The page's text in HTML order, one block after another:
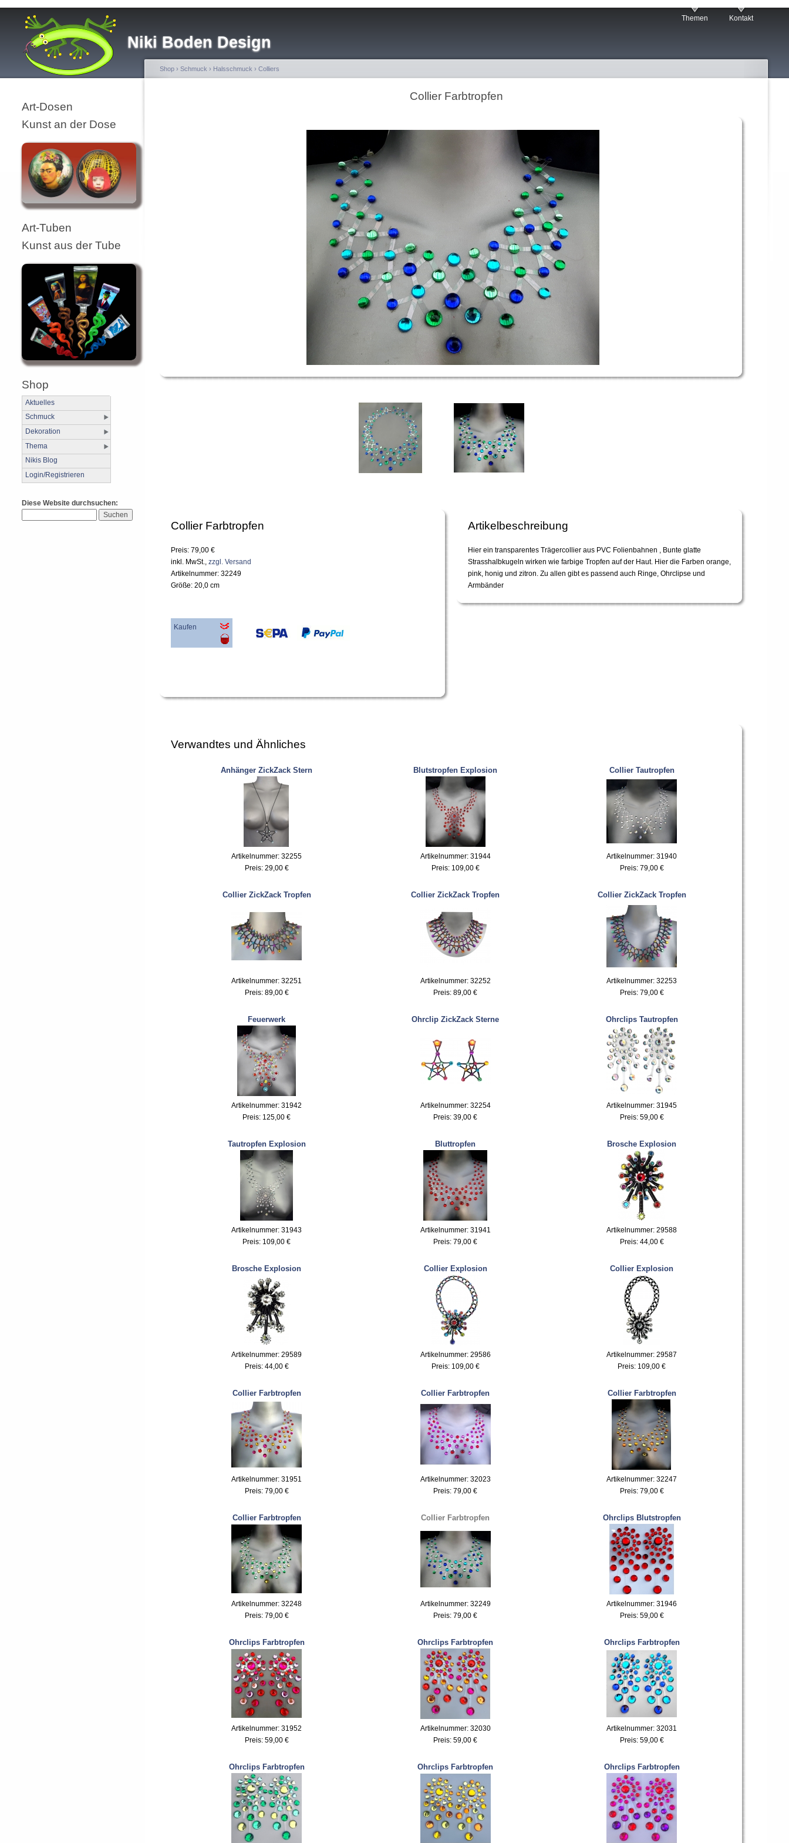
Niki Boden Design
Themen Kontakt
Art-Dosen
Kunst an der Dose
Art-Tuben
Kunst aus der Tube
Shop
Aktuelles
Schmuck
Dekoration
Thema
Nikis Blog
Login/Registrieren
Diese Website durchsuchen:
Shop › Schmuck › Halsschmuck › Colliers
Collier Farbtropfen
Collier Farbtropfen
Preis: 79,00 €
inkl. MwSt., zzgl. Versand
Artikelnummer: 32249
Größe: 20,0 cm
Kaufen
Artikelbeschreibung
Hier ein transparentes Trägercollier aus PVC Folienbahnen , Bunte glatte
Strasshalbkugeln wirken wie farbige Tropfen auf der Haut. Hier die Farben orange,
pink, honig und zitron. Zu allen gibt es passend auch Ringe, Ohrclipse und
Armbänder
Verwandtes und Ähnliches
Anhänger ZickZack Stern
Artikelnummer: 32255
Preis: 29,00 €
Blutstropfen Explosion
Artikelnummer: 31944
Preis: 109,00 €
Collier Tautropfen
Artikelnummer: 31940
Preis: 79,00 €
Collier ZickZack Tropfen
Artikelnummer: 32251
Preis: 89,00 €
Collier ZickZack Tropfen
Artikelnummer: 32252
Preis: 89,00 €
Collier ZickZack Tropfen
Artikelnummer: 32253
Preis: 79,00 €
Feuerwerk
Artikelnummer: 31942
Preis: 125,00 €
Ohrclip ZickZack Sterne
Artikelnummer: 32254
Preis: 39,00 €
Ohrclips Tautropfen
Artikelnummer: 31945
Preis: 59,00 €
Tautropfen Explosion
Artikelnummer: 31943
Preis: 109,00 €
Bluttropfen
Artikelnummer: 31941
Preis: 79,00 €
Brosche Explosion
Artikelnummer: 29588
Preis: 44,00 €
Brosche Explosion
Artikelnummer: 29589
Preis: 44,00 €
Collier Explosion
Artikelnummer: 29586
Preis: 109,00 €
Collier Explosion
Artikelnummer: 29587
Preis: 109,00 €
Collier Farbtropfen
Artikelnummer: 31951
Preis: 79,00 €
Collier Farbtropfen
Artikelnummer: 32023
Preis: 79,00 €
Collier Farbtropfen
Artikelnummer: 32247
Preis: 79,00 €
Collier Farbtropfen
Artikelnummer: 32248
Preis: 79,00 €
Collier Farbtropfen
Artikelnummer: 32249
Preis: 79,00 €
Ohrclips Blutstropfen
Artikelnummer: 31946
Preis: 59,00 €
Ohrclips Farbtropfen
Artikelnummer: 31952
Preis: 59,00 €
Ohrclips Farbtropfen
Artikelnummer: 32030
Preis: 59,00 €
Ohrclips Farbtropfen
Artikelnummer: 32031
Preis: 59,00 €
Ohrclips Farbtropfen Ohrclips Farbtropfen Ohrclips Farbtropfen